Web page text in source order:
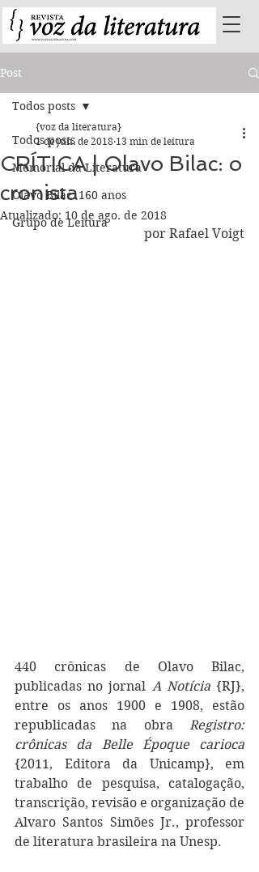
Post
Todos posts
Memorial da Literatura
Olavo Bilac: 160 anos
Grupo de Leitura
Todos posts
CRÍTICA | Olavo Bilac: o
cronista
{voz da literatura}
1 de jun. de 2018 13 min de leitura
Atualizado: 10 de ago. de 2018
por Rafael Voigt
440 crônicas de Olavo Bilac,
publicadas no jornal A Notícia {RJ},
entre os anos 1900 e 1908, estão
republicadas na obra Registro:
crônicas da Belle Époque carioca
{2011, Editora da Unicamp}, em
trabalho de pesquisa, catalogação,
transcrição, revisão e organização de
Alvaro Santos Simões Jr., professor
de literatura brasileira na Unesp.